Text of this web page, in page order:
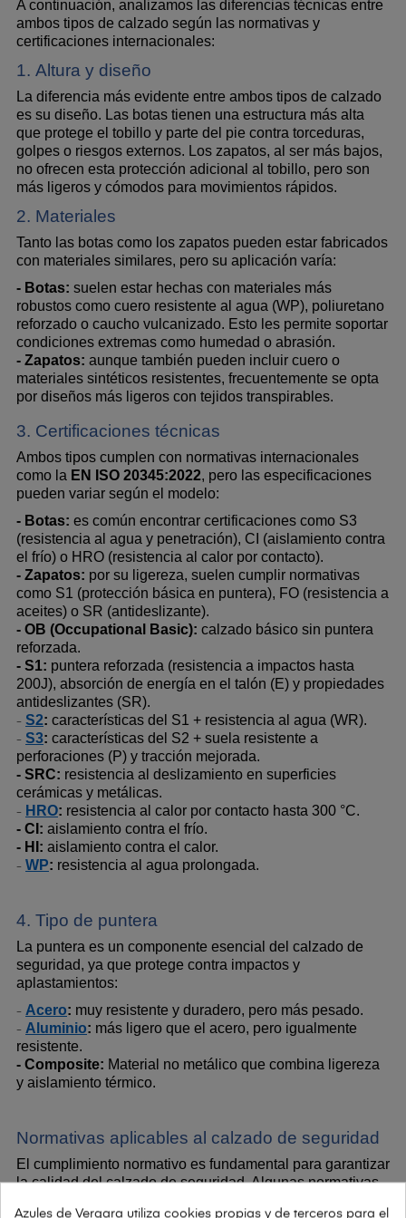
A continuación, analizamos las diferencias técnicas entre
ambos tipos de calzado según las normativas y
certificaciones internacionales:
1. Altura y diseño
La diferencia más evidente entre ambos tipos de calzado
es su diseño. Las botas tienen una estructura más alta
que protege el tobillo y parte del pie contra torceduras,
golpes o riesgos externos. Los zapatos, al ser más bajos,
no ofrecen esta protección adicional al tobillo, pero son
más ligeros y cómodos para movimientos rápidos.
2. Materiales
Tanto las botas como los zapatos pueden estar fabricados
con materiales similares, pero su aplicación varía:
- Botas: suelen estar hechas con materiales más
robustos como cuero resistente al agua (WP), poliuretano
reforzado o caucho vulcanizado. Esto les permite soportar
condiciones extremas como humedad o abrasión.
- Zapatos: aunque también pueden incluir cuero o
materiales sintéticos resistentes, frecuentemente se opta
por diseños más ligeros con tejidos transpirables.
3. Certificaciones técnicas
Ambos tipos cumplen con normativas internacionales
como la EN ISO 20345:2022, pero las especificaciones
pueden variar según el modelo:
- Botas: es común encontrar certificaciones como S3
(resistencia al agua y penetración), CI (aislamiento contra
el frío) o HRO (resistencia al calor por contacto).
- Zapatos: por su ligereza, suelen cumplir normativas
como S1 (protección básica en puntera), FO (resistencia a
aceites) o SR (antideslizante).
- OB (Occupational Basic): calzado básico sin puntera
reforzada.
- S1: puntera reforzada (resistencia a impactos hasta
200J), absorción de energía en el talón (E) y propiedades
antideslizantes (SR).
- S2: características del S1 + resistencia al agua (WR).
- S3: características del S2 + suela resistente a
perforaciones (P) y tracción mejorada.
- SRC: resistencia al deslizamiento en superficies
cerámicas y metálicas.
- HRO: resistencia al calor por contacto hasta 300 °C.
- CI: aislamiento contra el frío.
- HI: aislamiento contra el calor.
- WP: resistencia al agua prolongada.
4. Tipo de puntera
La puntera es un componente esencial del calzado de
seguridad, ya que protege contra impactos y
aplastamientos:
- Acero: muy resistente y duradero, pero más pesado.
- Aluminio: más ligero que el acero, pero igualmente
resistente.
- Composite: Material no metálico que combina ligereza
y aislamiento térmico.
Normativas aplicables al calzado de seguridad
El cumplimiento normativo es fundamental para garantizar
la calidad del calzado de seguridad. Algunas normativas
Azules de Vergara utiliza cookies propias y de terceros para el